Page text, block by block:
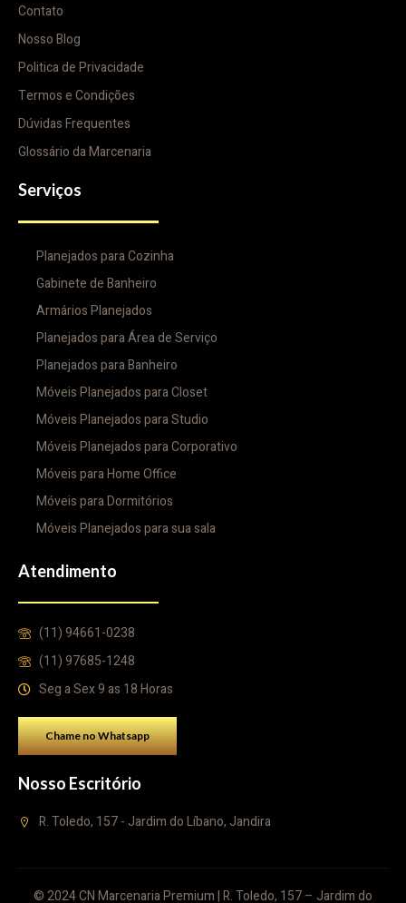
Contato
Nosso Blog
Politica de Privacidade
Termos e Condições
Dúvidas Frequentes
Glossário da Marcenaria
Serviços
Planejados para Cozinha
Gabinete de Banheiro
Armários Planejados
Planejados para Área de Serviço
Planejados para Banheiro
Móveis Planejados para Closet
Móveis Planejados para Studio
Móveis Planejados para Corporativo
Móveis para Home Office
Móveis para Dormitórios
Móveis Planejados para sua sala
Atendimento
(11) 94661-0238
(11) 97685-1248
Seg a Sex 9 as 18 Horas
Chame no Whatsapp
Nosso Escritório
R. Toledo, 157 - Jardim do Líbano, Jandira
© 2024 CN Marcenaria Premium | R. Toledo, 157 – Jardim do